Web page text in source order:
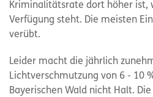
Kriminalitätsrate dort höher ist,
Verfügung steht. Die meisten
verübt.
Leider macht die jährlich
Lichtverschmutzung von 6 - 10
Bayerischen Wald nicht Halt.